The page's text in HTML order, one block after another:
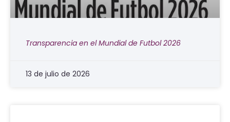
Transparencia en el Mundial de Futbol 2026
13 de julio de 2026